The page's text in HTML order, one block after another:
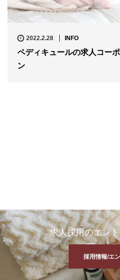
2022.2.28 INFO
ペディキュールの求人コー
ン
求人採用のエン
採用情報/エ